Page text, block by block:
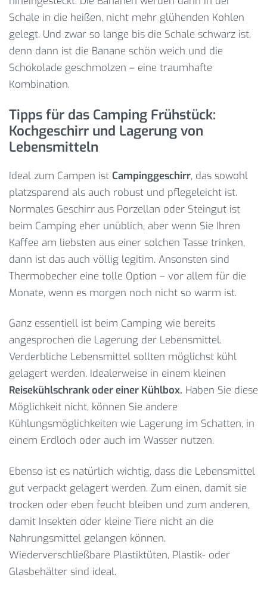
Schale in die heißen, nicht mehr glühenden Kohlen
gelegt. Und zwar so lange bis die Schale schwarz ist,
denn dann ist die Banane schön weich und die
Schokolade geschmolzen – eine traumhafte
Kombination.
Tipps für das Camping Frühstück:
Kochgeschirr und Lagerung von
Lebensmitteln
Ideal zum Campen ist Campinggeschirr, das sowohl
platzsparend als auch robust und pflegeleicht ist.
Normales Geschirr aus Porzellan oder Steingut ist
beim Camping eher unüblich, aber wenn Sie Ihren
Kaffee am liebsten aus einer solchen Tasse trinken,
dann ist das auch völlig legitim. Ansonsten sind
Thermobecher eine tolle Option – vor allem für die
Monate, wenn es morgen noch nicht so warm ist.
Ganz essentiell ist beim Camping wie bereits
angesprochen die Lagerung der Lebensmittel.
Verderbliche Lebensmittel sollten möglichst kühl
gelagert werden. Idealerweise in einem kleinen
Reisekühlschrank oder einer Kühlbox. Haben Sie diese
Möglichkeit nicht, können Sie andere
Kühlungsmöglichkeiten wie Lagerung im Schatten, in
einem Erdloch oder auch im Wasser nutzen.
Ebenso ist es natürlich wichtig, dass die Lebensmittel
gut verpackt gelagert werden. Zum einen, damit sie
trocken oder eben feucht bleiben und zum anderen,
damit Insekten oder kleine Tiere nicht an die
Nahrungsmittel gelangen können.
Wiederverschließbare Plastiktüten, Plastik- oder
Glasbehälter sind ideal.